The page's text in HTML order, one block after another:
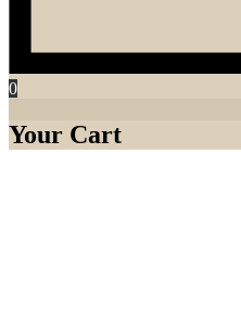
0
Your Cart